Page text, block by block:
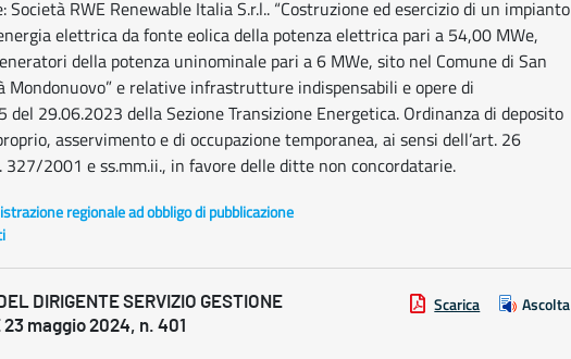
Società RWE Renewable Italia S.r.l.. “Costruzione ed esercizio di un impianto
elettrica da fonte eolica della potenza elettrica pari a 54,00 MWe,
della potenza uninominale pari a 6 MWe, sito nel Comune di San
Mondonuovo” e relative infrastrutture indispensabili e opere di
del 29.06.2023 della Sezione Transizione Energetica. Ordinanza di deposito
asservimento e di occupazione temporanea, ai sensi dell’art. 26
327/2001 e ss.mm.ii., in favore delle ditte non concordatarie.
regionale ad obbligo di pubblicazione
DIRIGENTE SERVIZIO GESTIONE
23 maggio 2024, n. 401
Scarica Ascolta